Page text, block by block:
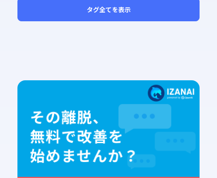
タグ全てを表示